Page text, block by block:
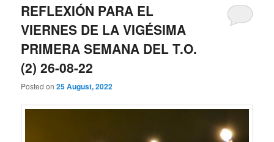
REFLEXIÓN PARA EL
VIERNES DE LA VIGÉSIMA
PRIMERA SEMANA DEL T.O.
(2) 26-08-22
Posted on25 August, 2022